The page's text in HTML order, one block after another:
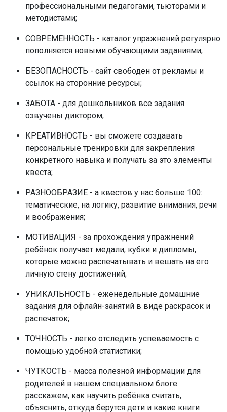
профессиональными педагогами, тьюторами и
методистами;
СОВРЕМЕННОСТЬ - каталог упражнений регулярно
пополняется новыми обучающими заданиями;
БЕЗОПАСНОСТЬ - сайт свободен от рекламы и
ссылок на сторонние ресурсы;
ЗАБОТА - для дошкольников все задания
озвучены диктором;
КРЕАТИВНОСТЬ - вы сможете создавать
персональные тренировки для закрепления
конкретного навыка и получать за это элементы
квеста;
РАЗНООБРАЗИЕ - а квестов у нас больше 100:
тематические, на логику, развитие внимания, речи
и воображения;
МОТИВАЦИЯ - за прохождения упражнений
ребёнок получает медали, кубки и дипломы,
которые можно распечатывать и вешать на его
личную стену достижений;
УНИКАЛЬНОСТЬ - еженедельные домашние
задания для офлайн-занятий в виде раскрасок и
распечаток;
ТОЧНОСТЬ - легко отследить успеваемость с
помощью удобной статистики;
ЧУТКОСТЬ - масса полезной информации для
родителей в нашем специальном блоге:
расскажем, как научить ребёнка считать,
объяснить, откуда берутся дети и какие книги